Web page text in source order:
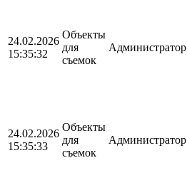
24.02.2026
15:35:32
Объекты
для
съемок
Администратор
24.02.2026
15:35:33
Объекты
для
съемок
Администратор